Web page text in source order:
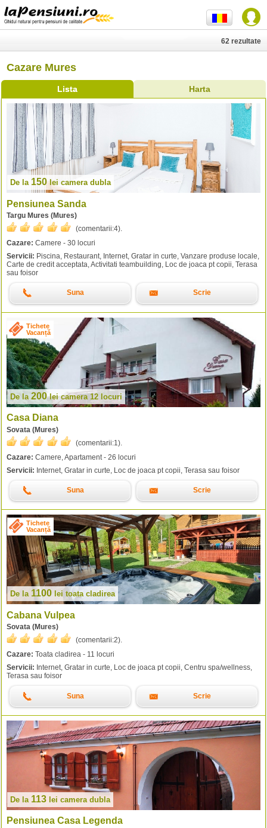
Cazare Mures
Lista Harta
62 rezultate
De la 150lei camera dubla
Pensiunea Sanda
Targu Mures (Mures)
(comentarii:4).
Cazare: Camere - 30 locuri
Servicii: Piscina, Restaurant, Internet, Gratar in curte, Vanzare produse locale,
Carte de credit acceptata, Activitati teambuilding, Loc de joaca pt copii, Terasa
sau foisor
Suna Scrie
Tichete
Vacanță
De la 200leicamera 12 locuri
Casa Diana
Sovata (Mures)
(comentarii:1 ).
Cazare: Camere, Apartament - 26 locuri
Servicii: Internet, Gratar in curte, Loc de joaca pt copii, Terasa sau foisor
Suna Scrie
Tichete
Vacanță
De la 1100 lei toata cladirea
Cabana Vulpea
Sovata (Mures)
(comentarii:2).
Cazare: Toata cladirea - 11 locuri
Servicii: Internet, Gratar in curte, Loc de joaca pt copii, Centru spa/wellness,
Terasa sau foisor
Suna Scrie
De la 113 lei camera dubla
Pensiunea Casa Legenda